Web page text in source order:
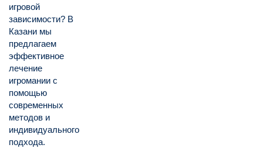
игровой
зависимости? В
Казани мы
предлагаем
эффективное
лечение
игромании с
помощью
современных
методов и
индивидуального
подхода.